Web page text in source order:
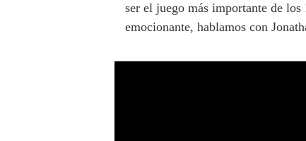
ser el juego más importante de
emocionante, hablamos con